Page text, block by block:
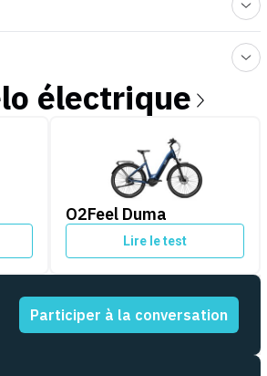
électrique
O2Feel Duma
Lire le test
Participer à la conversation